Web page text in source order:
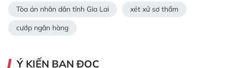
Tòa án nhân dân tỉnh Gia Lai xét xử sơ thẩm
cướp ngân hàng
Ý KIẾN BẠN ĐỌC